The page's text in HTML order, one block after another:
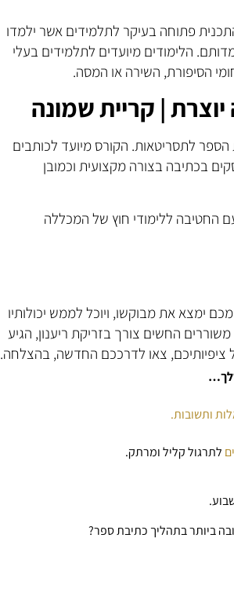
פתוחה בעיקר לתלמידים אשר ילמדו
הלימודים מיועדים לתלמידים בעלי
הסיפורת, השירה או המסה.
| קריית שמונה
הספר לתסריטאות. הקורס מיועד לכותבים
בכתיבה בצורה מקצועית וכמובן
מטעם החטיבה ללימודי חוץ של המכללה
ימצא את מבוקשו, ויוכל לממש יכולותיו
החשים צורך בזריקת ריענון, הגיע
ציפיותיכם, צאו לדרככם החדשה, בהצלחה.
לתרגול קליל ומרתק.
ביותר בתהליך כתיבת ספר?